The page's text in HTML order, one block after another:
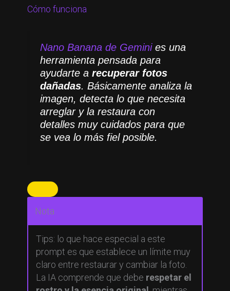
Cómo funciona
Nano Banana de Geminies una
herramienta pensada para
ayudarte a recuperar fotos
dañadas. Básicamente analiza la
imagen, detecta lo que necesita
arreglar y la restaura con
detalles muy cuidados para que
se vea lo más fiel posible.
Nota
Tips: lo que hace especial a este
prompt es que establece un límite muy
claro entre restaurar y cambiar la foto.
La IA comprende que debe respetar el